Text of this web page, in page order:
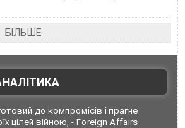
БІЛЬШЕ
до компромісів і прагне
цілей війною, - Foreign Affairs